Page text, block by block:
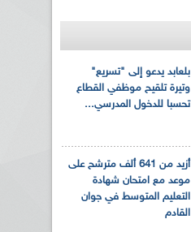
بلعابد يدعو إلى "تسريع"
وتيرة تلقيح موظفي القطاع
تحسبا للدخول المدرسي...
أزيد من 641 ألف مترشح على
موعد مع امتحان شهادة
التعليم المتوسط في جوان
القادم